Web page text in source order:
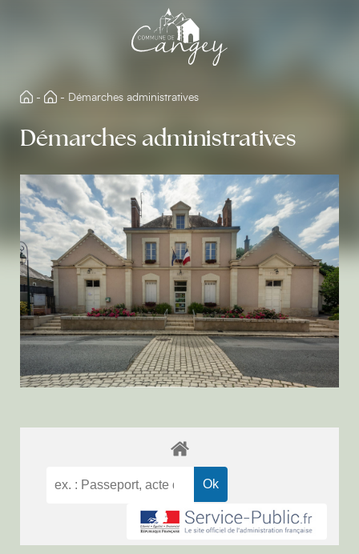
- - Démarches administratives
Démarches administratives